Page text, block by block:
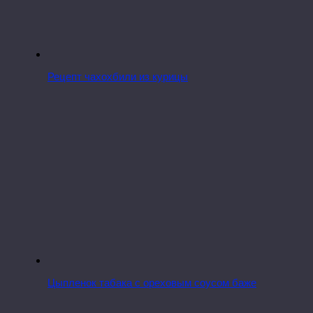
Рецепт чахохбили из курицы
Цыпленок табака с ореховым соусом баже